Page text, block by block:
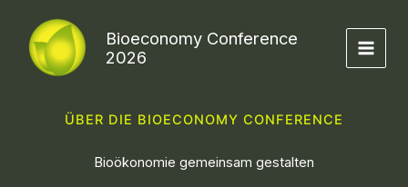
Inhalt
springen
Bioeconomy Conference
2026
ÜBER DIE BIOECONOMY CONFERENCE
Bioökonomie gemeinsam gestalten